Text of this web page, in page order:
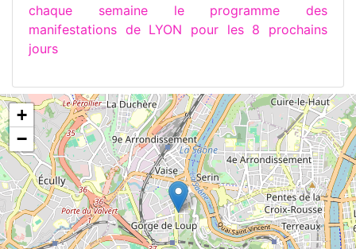
chaque semaine le programme des
manifestations de LYON pour les 8 prochains
jours
+
−